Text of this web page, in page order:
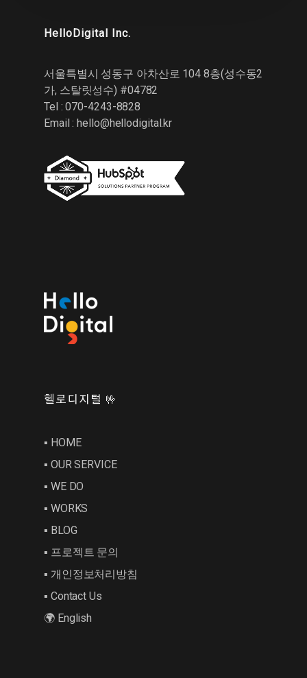
HelloDigital Inc.
서울특별시 성동구 아차산로 104 8층(성수동2
가, 스탈릿성수) #04782
Tel : 070-4243-8828
Email :hello@hellodigital.kr
헬로디지털 🤟
▪︎ HOME
▪︎ OUR SERVICE
▪︎ WE DO
▪︎ WORKS
▪︎ BLOG
▪︎ 프로젝트 문의
▪︎ 개인정보처리방침
▪︎ Contact Us
🌍 English